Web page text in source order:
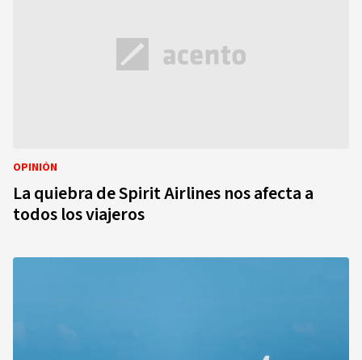
OPINIÓN
La quiebra de Spirit Airlines nos afecta a
todos los viajeros